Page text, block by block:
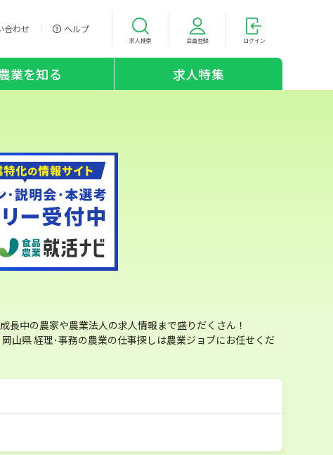
合わせ ヘルプ
求人検索 会員登録 ログイン
業を知る 求人特集
長中の農家や農業法人の求人情報まで盛りだくさん！
山県 経理･事務の農業の仕事探しは農業ジョブにお任せくだ